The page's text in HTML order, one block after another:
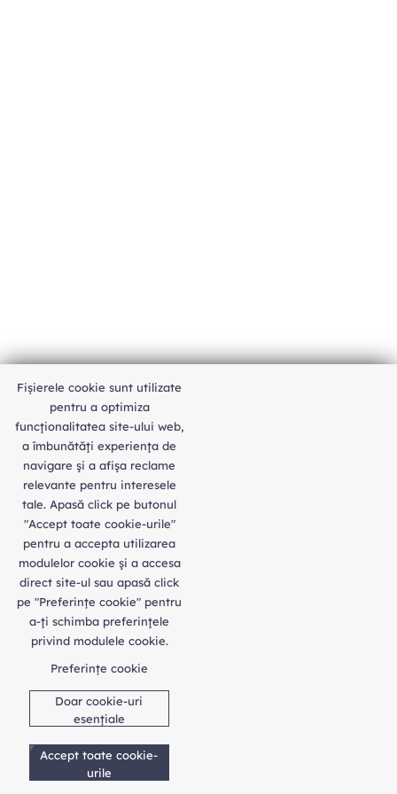
An unexpected error has occurred
Fișierele cookie sunt utilizate
pentru a optimiza
funcţionalitatea site-ului web,
a îmbunătăţi experienţa de
navigare şi a afişa reclame
relevante pentru interesele
tale. Apasă click pe butonul
"Accept toate cookie-urile"
pentru a accepta utilizarea
modulelor cookie şi a accesa
direct site-ul sau apasă click
pe "Preferințe cookie" pentru
a-ţi schimba preferinţele
privind modulele cookie.
Preferințe cookie
Doar cookie-uri
esențiale
Accept toate cookie-
urile